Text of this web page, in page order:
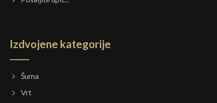
Izdvojene kategorije
Šuma
Vrt